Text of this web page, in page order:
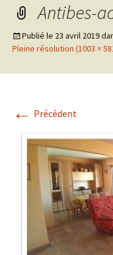
Antibes-
Publié le 23 avril 2019
Pleine résolution (1003 ×
← Précédent